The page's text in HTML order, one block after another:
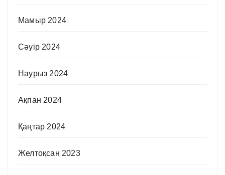
Мамыр 2024
Сәуір 2024
Наурыз 2024
Ақпан 2024
Қаңтар 2024
Желтоқсан 2023